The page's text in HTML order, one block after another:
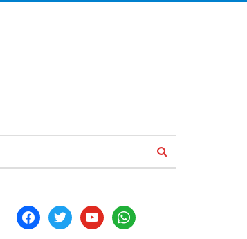
facebooktwitteryoutubewhatsapp